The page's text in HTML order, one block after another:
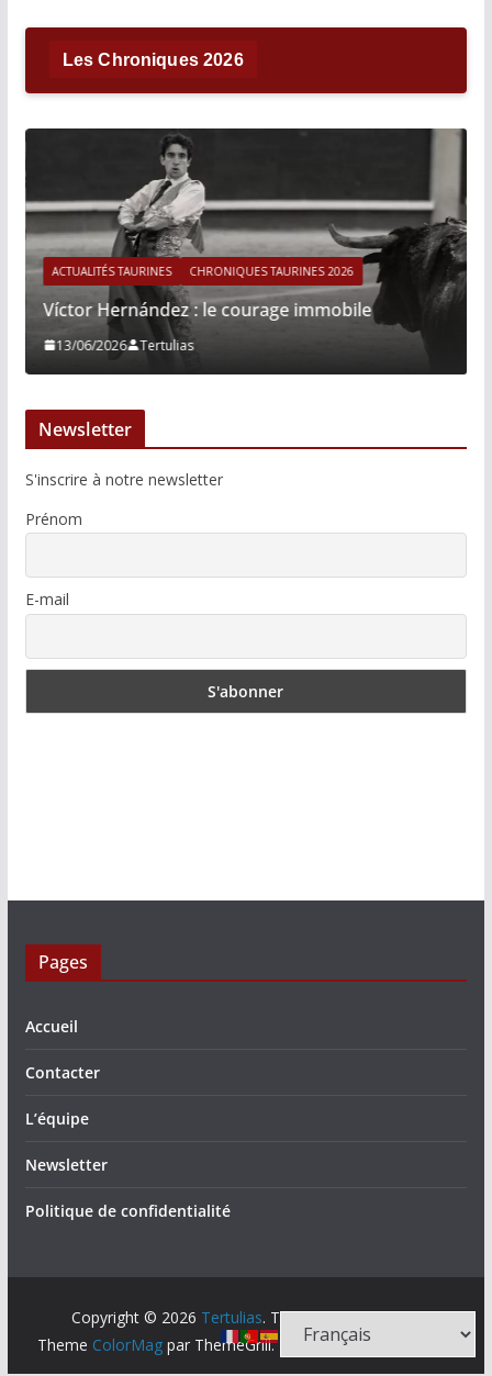
Les Chroniques 2026
ACTUALITÉS TAURINES CHRONIQUES TAURINES 2026
Víctor Hernández : le courage immobile
13/06/2026 Tertulias
Newsletter
S'inscrire à notre newsletter
Prénom
E-mail
Pages
Accueil
Contacter
L’équipe
Newsletter
Politique de confidentialité
Copyright © 2026 Tertulias. Tous droits réservés.
Theme ColorMagpar ThemeGrill. Propulsé par